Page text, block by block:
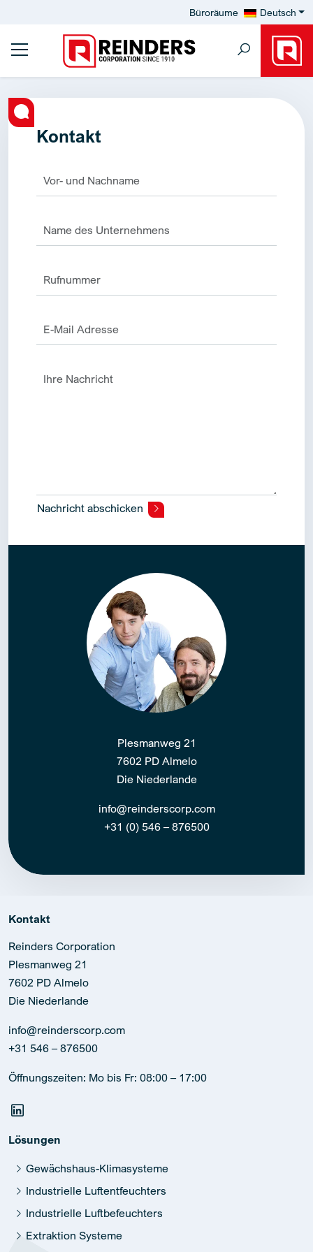
Büroräume Deutsch
Kontakt
Nachricht abschicken
Plesmanweg 21
7602 PD Almelo
Die Niederlande
info@reinderscorp.com
+31 (0) 546 – 876500
Kontakt
Reinders Corporation
Plesmanweg 21
7602 PD Almelo
Die Niederlande
info@reinderscorp.com
+31 546 – 876500
Öffnungszeiten: Mo bis Fr: 08:00 – 17:00
Lösungen
Gewächshaus-Klimasysteme
Industrielle Luftentfeuchters
Industrielle Luftbefeuchters
Extraktion Systeme